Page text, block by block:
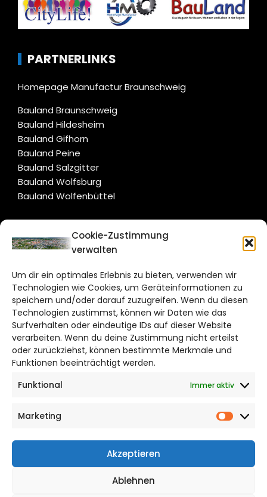
Cookie-Zustimmung
verwalten
Um dir ein optimales Erlebnis zu bieten, verwenden wir
Technologien wie Cookies, um Geräteinformationen zu
speichern und/oder darauf zuzugreifen. Wenn du diesen
Technologien zustimmst, können wir Daten wie das
Surfverhalten oder eindeutige IDs auf dieser Website
verarbeiten. Wenn du deine Zustimmung nicht erteilst
oder zurückziehst, können bestimmte Merkmale und
Funktionen beeinträchtigt werden.
Funktional
Immer aktiv
Marketing
Akzeptieren
Ablehnen
PARTNERLINKS
Homepage Manufactur Braunschweig
Bauland Braunschweig
Bauland Hildesheim
Bauland Gifhorn
Bauland Peine
Bauland Salzgitter
Bauland Wolfsburg
Bauland Wolfenbüttel
CITYLIFE!
Bruchtorwall 12
38100 Braunschweig
Telefon: 0531 387220 – 65
DAS STADTMAGAZIN FÜR
BRAUNSCHWEIG
Impressum
Cookie Richtlinie
CITYLIFE! BEI FACEBOOK